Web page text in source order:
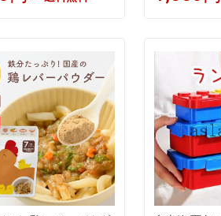
月 7ヶ月 8ヶ月 9ヶ月
い
月頃から │
ド the